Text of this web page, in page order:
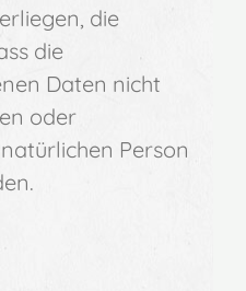
die
die
Daten nicht
oder
Person